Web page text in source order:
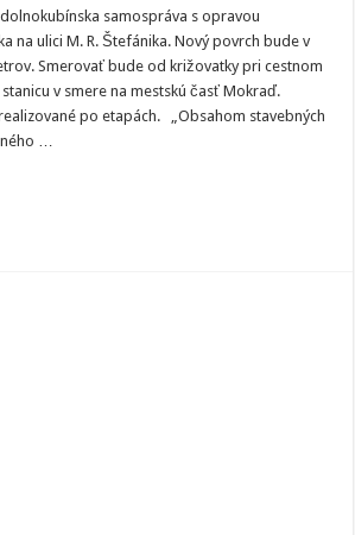
radnica
začala
s
opravou
chodníka
na
ulici
M.
samospráva s opravou
na ulici M. R. Štefánika. Nový povrch bude v
Smerovať bude od križovatky pri cestnom
v smere na mestskú časť Mokraď.
po etapách. „Obsahom stavebných
…